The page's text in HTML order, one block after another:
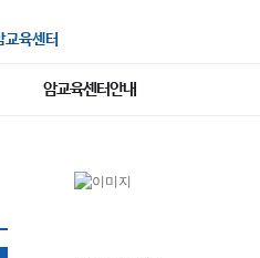
교육센터
암교육센터안내